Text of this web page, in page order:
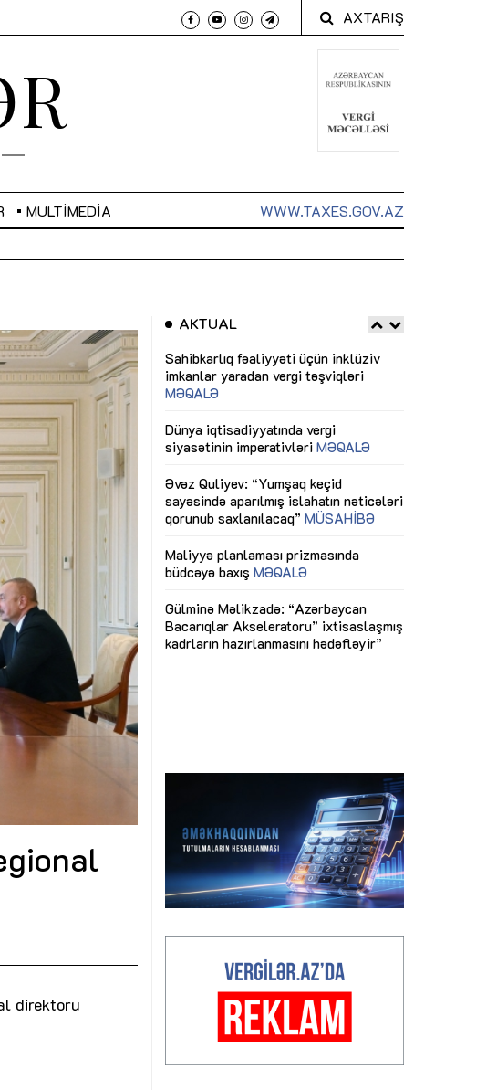
AXTARIŞ
MULTIMEDIA
WWW.TAXES.GOV.AZ
direktoru
AKTUAL
arxasında
fəaliyyət dayanır”
"Vergi qanunvericiliyinə
mühitinin
xidmət edir"
“Məqsədimiz daha
yaratmaq, çevik və
formalaşdırmaqdır”
dövlət-özəl tərəfdaşlığı
keçirilən ilk pilot
“Əsrin müqaviləsi”
iqtisadi suverenliyini
dayaqlardandır”
Sahibkarlıq fəaliyyəti üçün inklüziv
imkanlar yaradan vergi təşviqləri
MƏQALƏ
Dünya iqtisadiyyatında vergi
siyasətinin imperativləri MƏQALƏ
Əvəz Quliyev: “Yumşaq keçid
sayəsində aparılmış islahatın nəticələri
qorunub saxlanılacaq” MÜSAHİBƏ
Maliyyə planlaması prizmasında
büdcəyə baxış MƏQALƏ
Gülminə Məlikzadə: “Azərbaycan
Bacarıqlar Akseleratoru” ixtisaslaşmış
kadrların hazırlanmasını hədəfləyir”